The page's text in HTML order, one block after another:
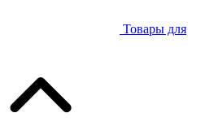
Товары для